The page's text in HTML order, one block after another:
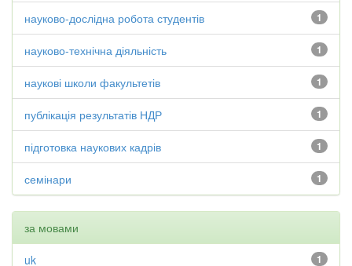
1
науково-дослідна робота студентів
1
науково-технічна діяльність
1
наукові школи факультетів
1
публікація результатів НДР
1
підготовка наукових кадрів
1
семінари
за мовами
1
uk